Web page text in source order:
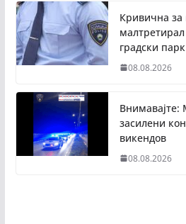
Кривична за
градски парк
08.08.2026
Внимавајте:
засилени
викендов
08.08.2026